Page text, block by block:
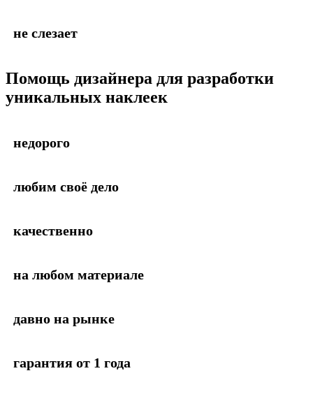
не слезает
Помощь дизайнера для разработки
уникальных наклеек
недорого
любим своё дело
качественно
на любом материале
давно на рынке
гарантия от 1 года